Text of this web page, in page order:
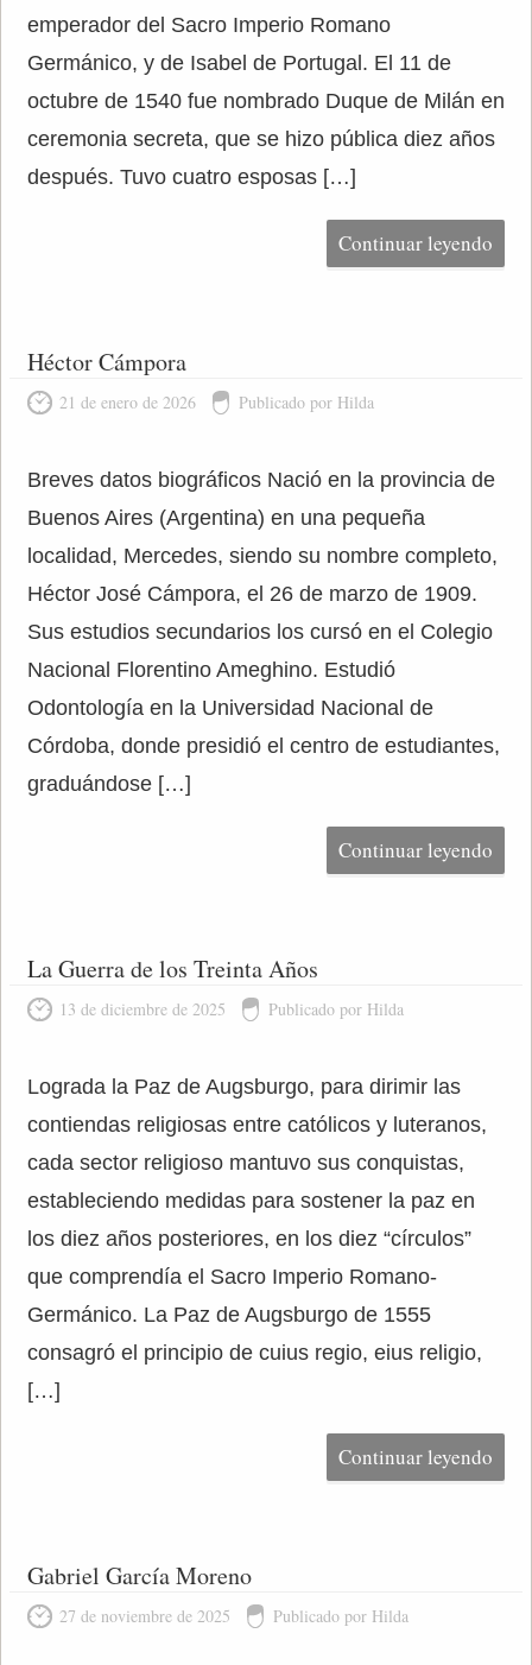
emperador del Sacro Imperio Romano
Germánico, y de Isabel de Portugal. El 11 de
octubre de 1540 fue nombrado Duque de Milán en
ceremonia secreta, que se hizo pública diez años
después. Tuvo cuatro esposas […]
Continuar leyendo
Héctor Cámpora
21 de enero de 2026 Publicado por Hilda
Breves datos biográficos Nació en la provincia de
Buenos Aires (Argentina) en una pequeña
localidad, Mercedes, siendo su nombre completo,
Héctor José Cámpora, el 26 de marzo de 1909.
Sus estudios secundarios los cursó en el Colegio
Nacional Florentino Ameghino. Estudió
Odontología en la Universidad Nacional de
Córdoba, donde presidió el centro de estudiantes,
graduándose […]
Continuar leyendo
La Guerra de los Treinta Años
13 de diciembre de 2025 Publicado por Hilda
Lograda la Paz de Augsburgo, para dirimir las
contiendas religiosas entre católicos y luteranos,
cada sector religioso mantuvo sus conquistas,
estableciendo medidas para sostener la paz en
los diez años posteriores, en los diez “círculos”
que comprendía el Sacro Imperio Romano-
Germánico. La Paz de Augsburgo de 1555
consagró el principio de cuius regio, eius religio,
[…]
Continuar leyendo
Gabriel García Moreno
27 de noviembre de 2025 Publicado por Hilda